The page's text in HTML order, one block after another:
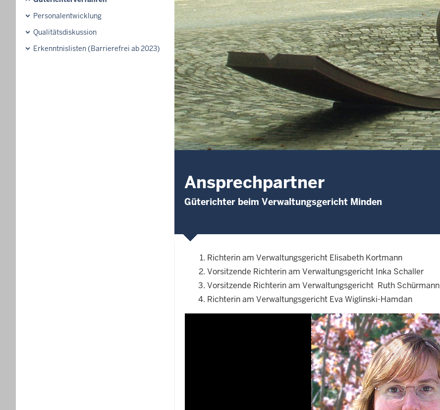
Personalentwicklung
Qualitätsdiskussion
Erkenntnislisten (Barrierefrei ab 2023)
Ansprechpartner
Güterichter beim Verwaltungsgericht Minden
Richterin am Verwaltungsgericht Elisabeth Kortmann
Vorsitzende Richterin am Verwaltungsgericht Inka Schaller
Vorsitzende Richterin am Verwaltungsgericht Ruth Schürmann
Richterin am Verwaltungsgericht Eva Wiglinski-Hamdan